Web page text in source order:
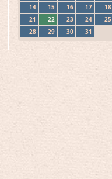
14
15 16 17 18
21
22 23 24 25
28
29 30 31